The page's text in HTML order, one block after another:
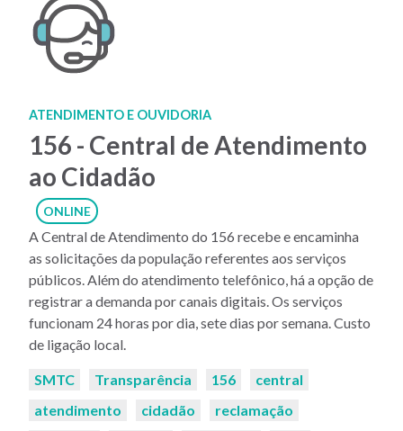
ATENDIMENTO E OUVIDORIA
156 - Central de Atendimento
ao Cidadão
ONLINE
A Central de Atendimento do 156 recebe e encaminha
as solicitações da população referentes aos serviços
públicos. Além do atendimento telefônico, há a opção de
registrar a demanda por canais digitais. Os serviços
funcionam 24 horas por dia, sete dias por semana. Custo
de ligação local.
Palavras-
SMTC Transparência 156
central
atendimento
cidadão
reclamação